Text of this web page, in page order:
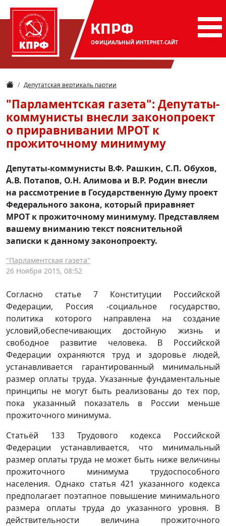
КПРФ
ОФИЦИАЛЬНЫЙ ИНТЕРНЕТ-САЙТ
Депутатская вертикаль партии
"Парламентская газета": Депутаты-
коммунисты внесли законопроект
о приравнивании МРОТ к
прожиточному минимуму
Депутаты-коммунисты В.Ф. Рашкин, С.П. Обухов,
А.В. Потапов, О.Н. Алимова и В.Р. Родин внесли
на рассмотрение в Государственную Думу проект
Федерального закона, который приравняет
МРОТ к прожиточному минимуму. Представляем
вашему вниманию текст пояснительной
записки к данному законопроекту.
"Парламентская газета"
26 Ноября 2015, 08:52
Согласно статье 7 Конституции Российской
Федерации, Россия -социальное государство,
политика которого направлена на создание
условий,обеспечивающих достойную жизнь и
свободное развитие человека. В Российской
Федерации охраняются труд и здоровье людей,
устанавливается гарантированный минимальный
размер оплаты труда. Указанные фундаментальные
принципы не могут быть реализованы до тех пор,
пока указанный показатель в России меньше
прожиточного минимума.
Статьёй 133 Трудового кодекса Российской
Федерации устанавливается, что минимальный
размер оплаты труда не может быть ниже величины
прожиточного минимума трудоспособного
населения. Однако статья 421 указанного кодекса
предполагает поэтапное повышение минимального
размера оплаты труда до указанного уровня. В
действительности величина прожиточного